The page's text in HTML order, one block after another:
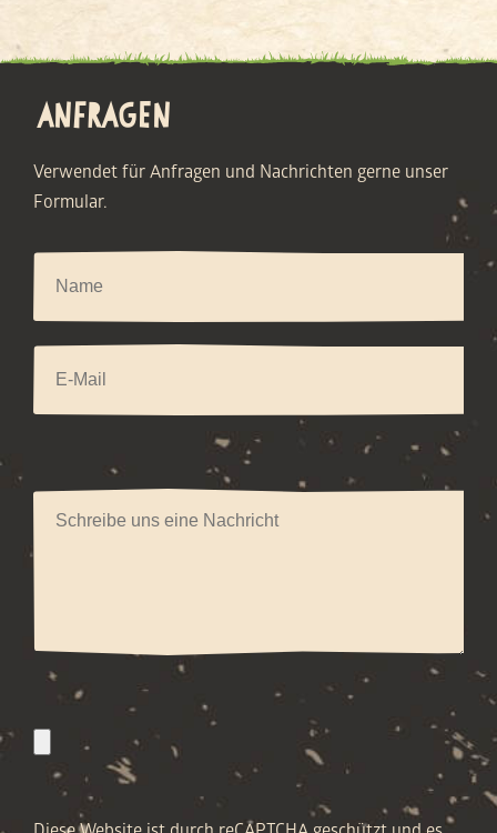
ANFRAGEN
Verwendet für Anfragen und Nachrichten gerne unser
Formular.